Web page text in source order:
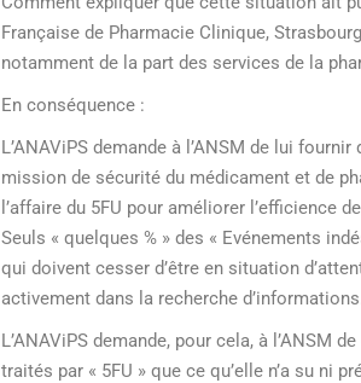
Française de Pharmacie Clinique,
notamment de la part des services de la
En conséquence :
L’ANAViPS demande à l’ANSM de lui
mission de sécurité du médicament et de
l’affaire du 5FU pour améliorer l’efficience
Seuls « quelques % » des « Evénements
qui doivent cesser d’être en situation
activement dans la recherche
L’ANAViPS demande, pour cela, à l’ANSM
traités par « 5FU » que ce qu’elle n’a su ni